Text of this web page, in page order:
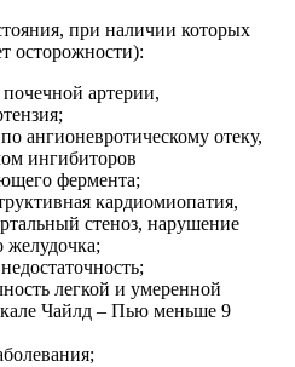
при наличии которых
осторожности):
артерии,
ангионевротическому отеку,
ингибиторов
фермента;
кардиомиопатия,
стеноз, нарушение
желудочка;
легкой и умеренной
Чайлд – Пью меньше 9